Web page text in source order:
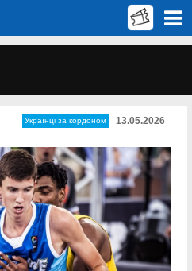
Українці за кордоном 13.05.2026